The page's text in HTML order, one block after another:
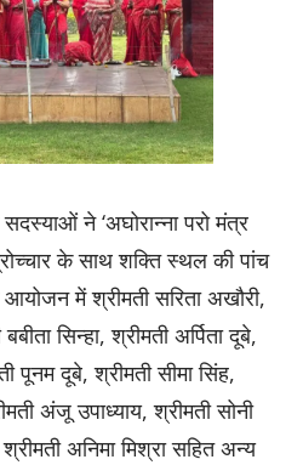
ने ‘अघोरान्ना परो मंत्र
के साथ शक्ति स्थल की पांच
में श्रीमती सरिता अखौरी,
सिन्हा, श्रीमती अर्पिता दूबे,
पूनम दूबे, श्रीमती सीमा सिंह,
अंजू उपाध्याय, श्रीमती सोनी
अनिमा मिश्रा सहित अन्य